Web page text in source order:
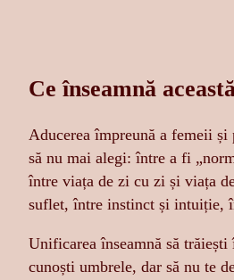
Ce înseamnă
Aducerea împreună a femeii și
să nu mai alegi: între a fi
între viața de zi cu zi și viața
suflet, între instinct și intuiție,
Unificarea înseamnă să
cunoști umbrele, dar să nu te